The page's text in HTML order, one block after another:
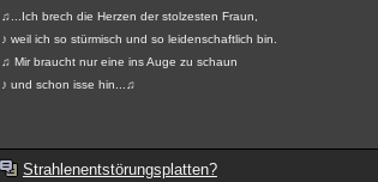
♫...Ich brech die Herzen der stolzesten Fraun,
♪ weil ich so stürmisch und so leidenschaftlich bin.
♫ Mir braucht nur eine ins Auge zu schaun
♪ und schon isse hin...♫
Strahlenentstörungsplatten?